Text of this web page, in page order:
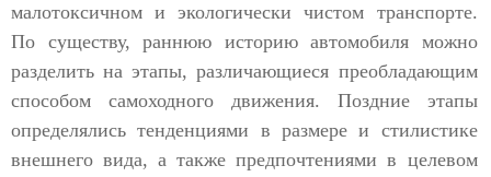
малотоксичном и экологически чистом транспорте.
По существу, раннюю историю автомобиля можно
разделить на этапы, различающиеся преобладающим
способом самоходного движения. Поздние этапы
определялись тенденциями в размере и стилистике
внешнего вида, а также предпочтениями в целевом